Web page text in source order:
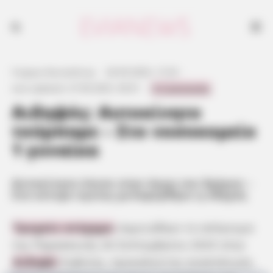
Αιδηψός: Αυτοκίνητο
τούμπαρε – Στο νοσοκομείο
1 γυναίκα
Αυτοκίνητο έπεσε στην άκρη του δρόμου –
Τροχαίο ατύχημα
Αιδηψό